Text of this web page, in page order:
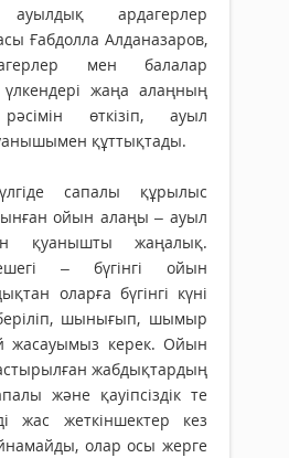
ауылдық ар­да­герлер
Ғабдолла Алданазаров,
мен балалар
жаңа алаңның
өткізіп, ауыл
құттықтады.
сапалы құрылыс
ойын алаңы – ауыл
қуанышты жаңалық.
– бүгінгі ойын
оларға бүгінгі күні
шынығып, шымыр
жасауымыз керек. Ойын
жабдықтардың
және қауіпсіздік те
жас жеткіншектер кез
олар осы жерге